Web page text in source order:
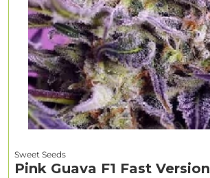
Sweet Seeds
Pink Guava F1 Fast Version